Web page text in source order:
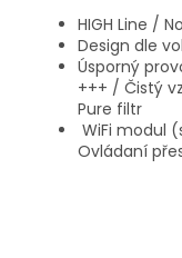
HIGH Line /
Design dle
Úsporný
+++ / Čistý
Pure filtr
WiFi modul
Ovládaní